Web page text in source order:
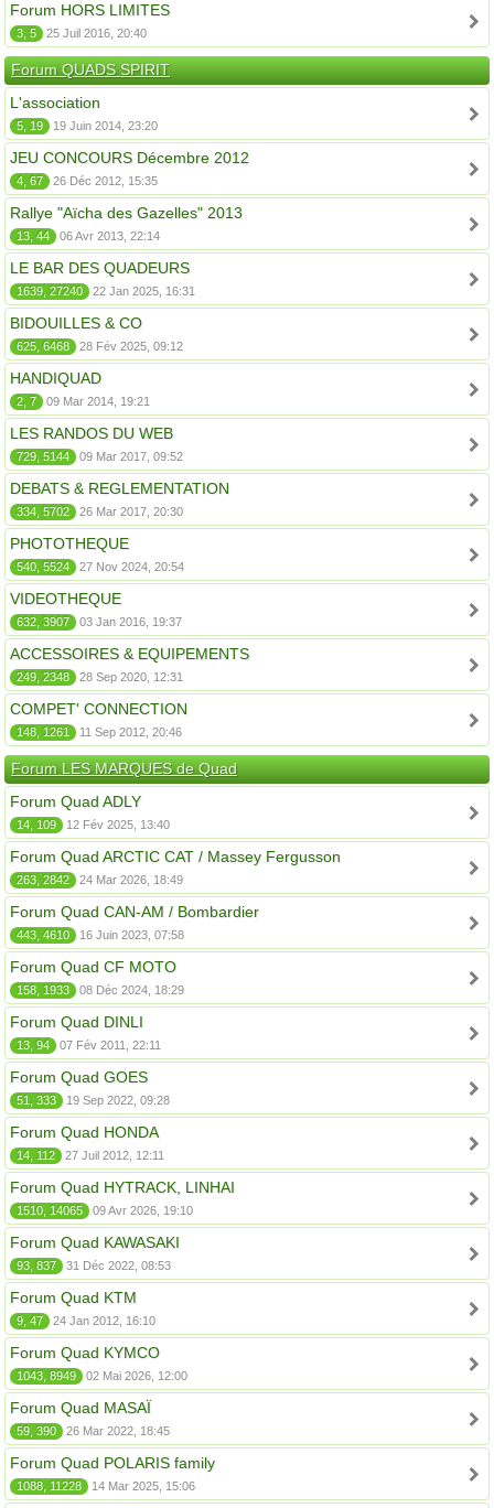
Forum HORS LIMITES
3, 5 25 Juil 2016, 20:40
Forum QUADS SPIRIT
L'association
5, 19 19 Juin 2014, 23:20
JEU CONCOURS Décembre 2012
4, 67 26 Déc 2012, 15:35
Rallye "Aïcha des Gazelles" 2013
13, 44 06 Avr 2013, 22:14
LE BAR DES QUADEURS
1639, 27240 22 Jan 2025, 16:31
BIDOUILLES & CO
625, 6468 28 Fév 2025, 09:12
HANDIQUAD
2, 7 09 Mar 2014, 19:21
LES RANDOS DU WEB
729, 5144 09 Mar 2017, 09:52
DEBATS & REGLEMENTATION
334, 5702 26 Mar 2017, 20:30
PHOTOTHEQUE
540, 5524 27 Nov 2024, 20:54
VIDEOTHEQUE
632, 3907 03 Jan 2016, 19:37
ACCESSOIRES & EQUIPEMENTS
249, 2348 28 Sep 2020, 12:31
COMPET' CONNECTION
148, 1261 11 Sep 2012, 20:46
Forum LES MARQUES de Quad
Forum Quad ADLY
14, 109 12 Fév 2025, 13:40
Forum Quad ARCTIC CAT / Massey Fergusson
263, 2842 24 Mar 2026, 18:49
Forum Quad CAN-AM / Bombardier
443, 4610 16 Juin 2023, 07:58
Forum Quad CF MOTO
158, 1933 08 Déc 2024, 18:29
Forum Quad DINLI
13, 94 07 Fév 2011, 22:11
Forum Quad GOES
51, 333 19 Sep 2022, 09:28
Forum Quad HONDA
14, 112 27 Juil 2012, 12:11
Forum Quad HYTRACK, LINHAI
1510, 14065 09 Avr 2026, 19:10
Forum Quad KAWASAKI
93, 837 31 Déc 2022, 08:53
Forum Quad KTM
9, 47 24 Jan 2012, 16:10
Forum Quad KYMCO
1043, 8949 02 Mai 2026, 12:00
Forum Quad MASAÏ
59, 390 26 Mar 2022, 18:45
Forum Quad POLARIS family
1088, 11228 14 Mar 2025, 15:06